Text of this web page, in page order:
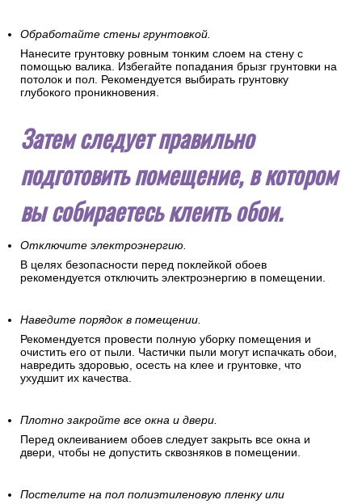
Обработайте стены грунтовкой.
Нанесите грунтовку ровным тонким слоем на стену с
помощью валика. Избегайте попадания брызг грунтовки на
потолок и пол. Рекомендуется выбирать грунтовку
глубокого проникновения.
Затем следует правильно
подготовить помещение, в котором
вы собираетесь клеить обои.
Отключите электроэнергию.
В целях безопасности перед поклейкой обоев
рекомендуется отключить электроэнергию в помещении.
Наведите порядок в помещении.
Рекомендуется провести полную уборку помещения и
очистить его от пыли. Частички пыли могут испачкать обои,
навредить здоровью, осесть на клее и грунтовке, что
ухудшит их качества.
Плотно закройте все окна и двери.
Перед оклеиванием обоев следует закрыть все окна и
двери, чтобы не допустить сквозняков в помещении.
Постелите на пол полиэтиленовую пленку или